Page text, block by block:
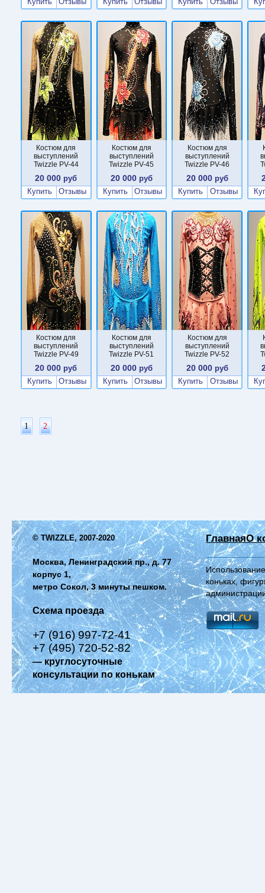
Костюм для
выступлений
Twizzle PV-44
20 000 руб
Купить
Отзывы
Костюм для
выступлений
Twizzle PV-45
20 000 руб
Купить
Отзывы
Костюм для
выступлений
Twizzle PV-46
20 000руб
Купить
Отзывы
Костюм для
выступлений
Twizzle PV-49
20 000 руб
Купить
Отзывы
Костюм для
выступлений
Twizzle PV-51
20 000 руб
Купить
Отзывы
Костюм для
выступлений
Twizzle PV-52
20 000руб
Купить
Отзывы
1 2
© TWIZZLE, 2007-2020
Москва, Ленинградский пр., д. 77
корпус 1,
метро Сокол, 3 минуты пешком.
Схема проезда
+7 (916) 997-72-41
+7 (495) 720-52-82
— круглосуточные
консультации по конькам
ГлавнаяО
коньках,